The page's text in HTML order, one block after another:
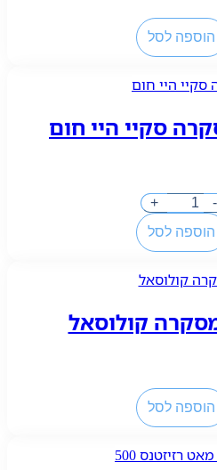
הוספה לסל
סקיי היי חום
+
הוספה לסל
קולוסאל
הוספה לסל